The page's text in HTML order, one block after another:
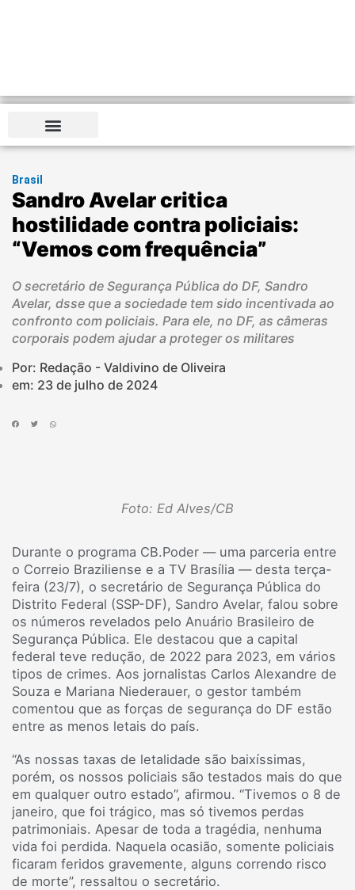
Brasil
Sandro Avelar critica
hostilidade contra policiais:
“Vemos com frequência”
O secretário de Segurança Pública do DF, Sandro
Avelar, dsse que a sociedade tem sido incentivada ao
confronto com policiais. Para ele, no DF, as câmeras
corporais podem ajudar a proteger os militares
Por: Redação - Valdivino de Oliveira
em: 23 de julho de 2024
Foto: Ed Alves/CB
Durante o programa CB.Poder — uma parceria entre
o Correio Braziliense e a TV Brasília — desta terça-
feira (23/7), o secretário de Segurança Pública do
Distrito Federal (SSP-DF), Sandro Avelar, falou sobre
os números revelados pelo Anuário Brasileiro de
Segurança Pública. Ele destacou que a capital
federal teve redução, de 2022 para 2023, em vários
tipos de crimes. Aos jornalistas Carlos Alexandre de
Souza e Mariana Niederauer, o gestor também
comentou que as forças de segurança do DF estão
entre as menos letais do país.
“As nossas taxas de letalidade são baixíssimas,
porém, os nossos policiais são testados mais do que
em qualquer outro estado”, afirmou. “Tivemos o 8 de
janeiro, que foi trágico, mas só tivemos perdas
patrimoniais. Apesar de toda a tragédia, nenhuma
vida foi perdida. Naquela ocasião, somente policiais
ficaram feridos gravemente, alguns correndo risco
de morte”, ressaltou o secretário.